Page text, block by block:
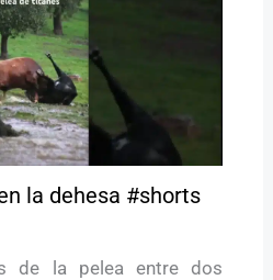
la dehesa #shorts
de la pelea entre dos